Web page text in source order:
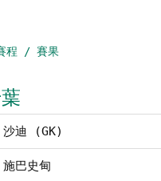
程 / 賽果
沙迪 (GK)
施巴史甸